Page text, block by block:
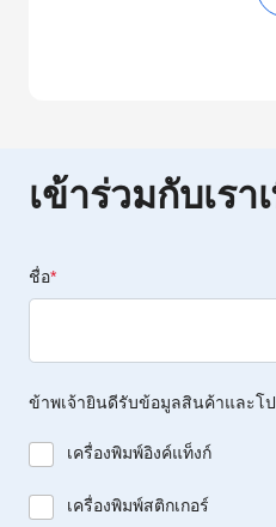
เข้าร่วมกับเร
ชื่อ*
ข้าพเจ้ายินดีรับข้อมูลสินค้าและโ
เครื่องพิมพ์อิงค์แท็งก์
เครื่องพิมพ์สติกเกอร์